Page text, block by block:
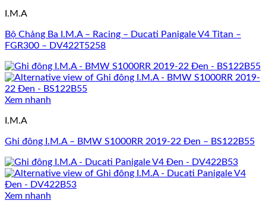
I.M.A
Bộ Chảng Ba I.M.A – Racing – Ducati Panigale V4 Titan –
FGR300 – DV422T5258
Xem nhanh
I.M.A
Ghi đông I.M.A – BMW S1000RR 2019-22 Đen – BS122B55
Xem nhanh